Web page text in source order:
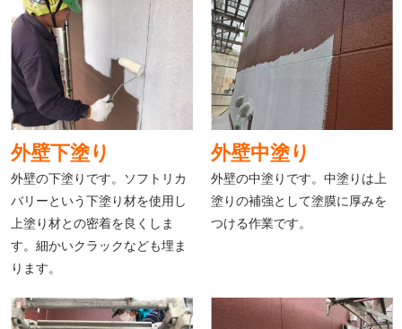
外壁下塗り
外壁の下塗りです。ソフトリカ
バリーという下塗り材を使用し
上塗り材との密着を良くしま
す。細かいクラックなども埋ま
ります。
外壁中塗り
外壁の中塗りです。中塗りは上
塗りの補強として塗膜に厚みを
つける作業です。